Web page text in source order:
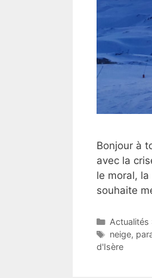
Bonjour à
avec la
le moral,
souhaite
Actualités
Étiquettes
neige,
d'Isère